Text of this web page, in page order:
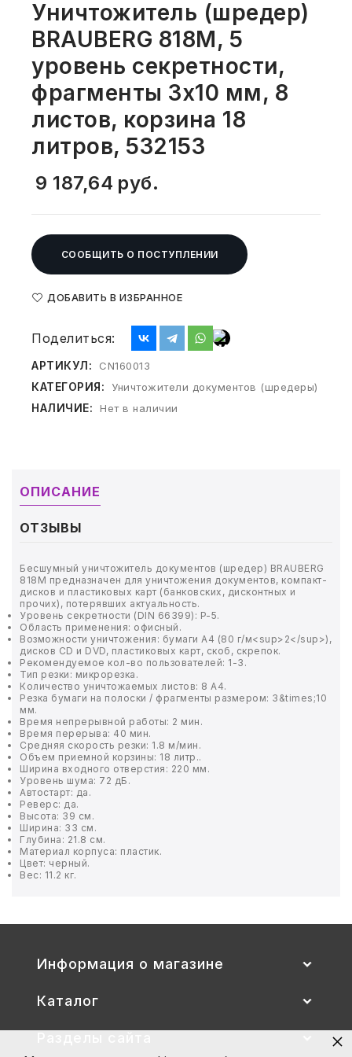
ХОЗТОВАРЫ И ХИМИЯ
ПОДАРКИ И СУВЕНИРЫ
МЕБЕЛЬ
МЕБЕЛЬ
СРЕДСТВА ИНДИВИД. ЗАЩИТЫ
(СИЗ)
ТОВАРЫ ДЛЯ МЕДИЦИНЫ
КАНЦТОВАРЫ
ШКОЛА
ПРОДУКТЫ ПИТАНИЯ
УПАКОВКА
ХОЗТОВАРЫ
БУМАГА
БЫТОВАЯ И ПРОФ. ХИМИЯ
БЫТОВАЯ ТЕХНИКА
ДЕМООБОРУДОВАНИЕ
ЭЛЕКТРОНИКА
ХОББИ И ТВОРЧЕСТВО
ИНСТРУМЕНТЫ И РЕМОНТ
СВОБОДНЫЙ ОСТАТОК ТОВАРА
Уничтожитель (шредер)
BRAUBERG 818M, 5
уровень секретности,
фрагменты 3х10 мм, 8
листов, корзина 18
литров, 532153
9 187,64 руб.
СООБЩИТЬ О ПОСТУПЛЕНИИ
ДОБАВИТЬ В ИЗБРАННОЕ
Поделиться:
АРТИКУЛ: CN160013
КАТЕГОРИЯ: Уничтожители документов (шредеры)
НАЛИЧИЕ: Нет в наличии
ОПИСАНИЕ
ОТЗЫВЫ
Бесшумный уничтожитель документов (шредер) BRAUBERG
818M предназначен для уничтожения документов, компакт-
дисков и пластиковых карт (банковских, дисконтных и
прочих), потерявших актуальность.
Уровень секретности (DIN 66399): P-5.
Область применения: офисный.
Возможности уничтожения: бумаги А4 (80 г/м<sup>2</sup>),
дисков CD и DVD, пластиковых карт, скоб, скрепок.
Рекомендуемое кол-во пользователей: 1-3.
Тип резки: микрорезка.
Количество уничтожаемых листов: 8 А4.
Резка бумаги на полоски / фрагменты размером: 3&times;10
мм.
Время непрерывной работы: 2 мин.
Время перерыва: 40 мин.
Средняя скорость резки: 1.8 м/мин.
Объем приемной корзины: 18 литр..
Ширина входного отверстия: 220 мм.
Уровень шума: 72 дБ.
Автостарт: да.
Реверс: да.
Высота: 39 см.
Ширина: 33 см.
Глубина: 21.8 см.
Материал корпуса: пластик.
Цвет: черный.
Вес: 11.2 кг.
Информация о магазине
Каталог
×